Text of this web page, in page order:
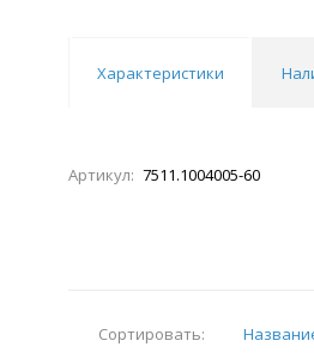
Характеристики
Артикул: 7511.1004005-60
Сортировать: